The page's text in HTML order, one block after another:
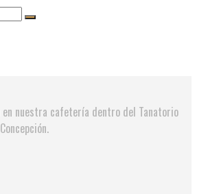
nuestra cafetería dentro del Tanatorio